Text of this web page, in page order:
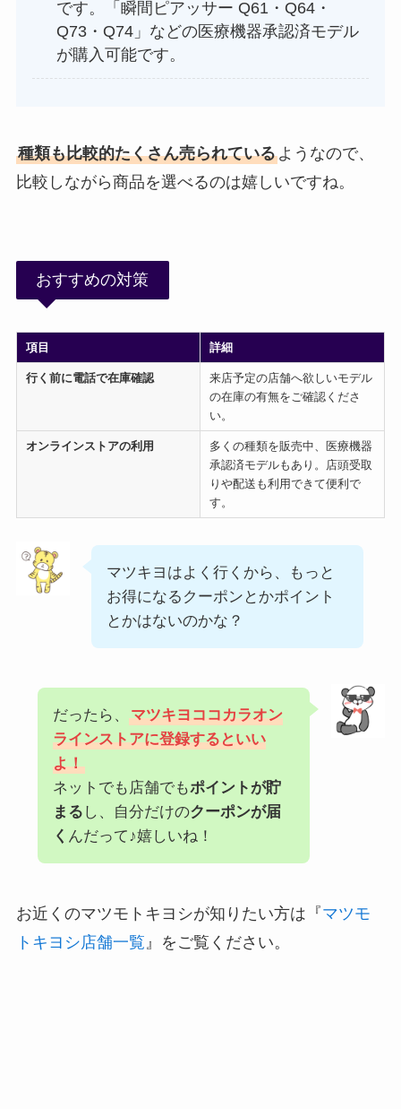
です。「瞬間ピアッサー Q61・Q64・
Q73・Q74」などの医療機器承認済モデル
が購入可能です。
種類も比較的たくさん売られているようなので、
比較しながら商品を選べるのは嬉しいですね。
おすすめの対策
項目 詳細
行く前に電話で在庫確認
来店予定の店舗へ欲しいモデル
の在庫の有無をご確認くださ
い。
オンラインストアの利用
多くの種類を販売中、医療機器
承認済モデルもあり。店頭受取
りや配送も利用できて便利で
す。
マツキヨはよく行くから、もっと
お得になるクーポンとかポイント
とかはないのかな？
だったら、
マツキヨココカラオン
ラインストアに登録するといい
よ！
ネットでも店舗でもポイントが貯
まる し、自分だけのクーポンが届
く んだって♪嬉しいね！
お近くのマツモトキヨシが知りたい方は『マツモ
トキヨシ店舗一覧』をご覧ください。